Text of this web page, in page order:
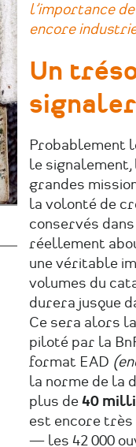
l’importance
encore
Un
Probablement
le
grandes
la volonté de
conservés
réellement
une véritable
volumes du
durera jusque
Ce sera alors
piloté par la
format EAD
la norme de la
plus de 40
est encore très
— les 42 000